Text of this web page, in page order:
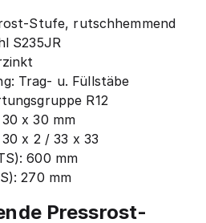
Stufe, rutschhemmend
S235JR
Trag- u. Füllstäbe
R12
x 30 mm
x 2 / 33 x 33
600 mm
270 mm
Pressrost-